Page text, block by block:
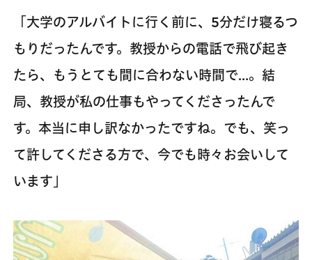
「大学のアルバイトに行く前に、5分だけ寝るつ
もりだったんです。教授からの電話で飛び起き
たら、もうとても間に合わない時間で…。結
局、教授が私の仕事もやってくださったんで
す。本当に申し訳なかったですね。でも、笑っ
て許してくださる方で、今でも時々お会いして
います」